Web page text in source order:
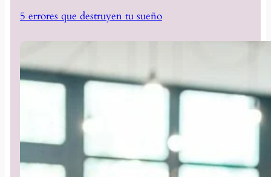
5 errores que destruyen tu sueño